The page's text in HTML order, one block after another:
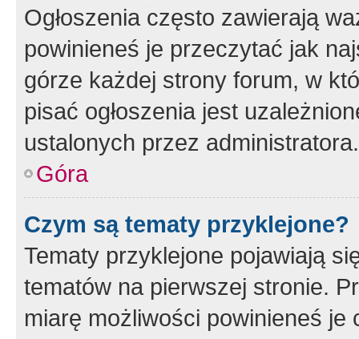
Ogłoszenia często zawierają
powinieneś je przeczytać jak
górze każdej strony forum, w
pisać ogłoszenia jest
ustalonych przez administratora.
Góra
Czym są tematy przyklejone?
Tematy przyklejone pojawiają
tematów na pierwszej stronie.
miarę możliwości powinieneś je